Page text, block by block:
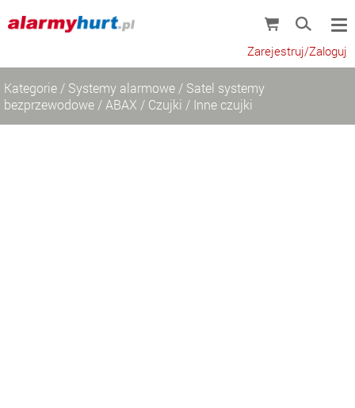
Zarejestruj/Zaloguj
Kategorie / Systemy alarmowe / Satel systemy
bezprzewodowe / ABAX / Czujki / Inne czujki